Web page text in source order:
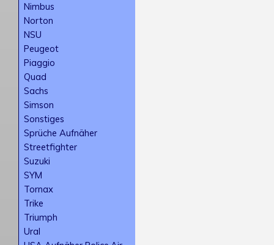
Nimbus
Norton
NSU
Peugeot
Piaggio
Quad
Sachs
Simson
Sonstiges
Sprüche Aufnäher
Streetfighter
Suzuki
SYM
Tornax
Trike
Triumph
Ural